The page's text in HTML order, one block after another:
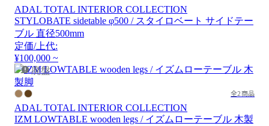
ADAL TOTAL INTERIOR COLLECTION
STYLOBATE sidetable φ500 / スタイロベート サイドテー
ブル 直径500mm
定価/上代:
¥100,000 ~
廃盤
全2商品
ADAL TOTAL INTERIOR COLLECTION
IZM LOWTABLE wooden legs / イズムローテーブル 木製